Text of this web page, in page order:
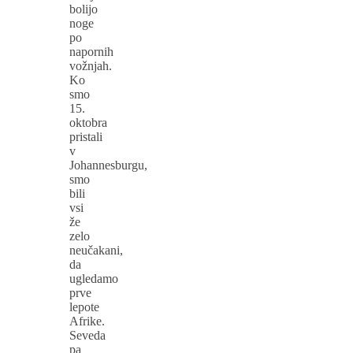
bolijo
noge
po
napornih
vožnjah.
Ko
smo
15.
oktobra
pristali
v
Johannesburgu,
smo
bili
vsi
že
zelo
neučakani,
da
ugledamo
prve
lepote
Afrike.
Seveda
pa